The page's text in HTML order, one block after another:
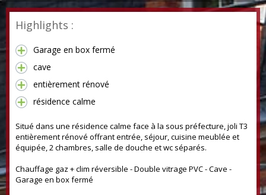
Highlights :
Garage en box fermé
cave
entièrement rénové
résidence calme
Situé dans une résidence calme face à la sous préfecture, joli T3
entièrement rénové offrant entrée, séjour, cuisine meublée et
équipée, 2 chambres, salle de douche et wc séparés.
Chauffage gaz + clim réversible - Double vitrage PVC - Cave -
Garage en box fermé